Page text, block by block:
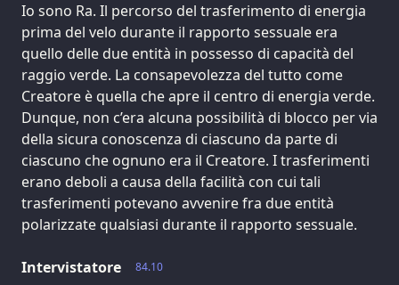
Io sono Ra. Il percorso del trasferimento di energia
prima del velo durante il rapporto sessuale era
quello delle due entità in possesso di capacità del
raggio verde. La consapevolezza del tutto come
Creatore è quella che apre il centro di energia verde.
Dunque, non c’era alcuna possibilità di blocco per via
della sicura conoscenza di ciascuno da parte di
ciascuno che ognuno era il Creatore. I trasferimenti
erano deboli a causa della facilità con cui tali
trasferimenti potevano avvenire fra due entità
polarizzate qualsiasi durante il rapporto sessuale.
84.10
Intervistatore